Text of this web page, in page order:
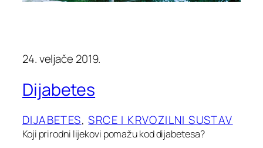
24. veljače 2019.
Dijabetes
DIJABETES, SRCE I KRVOZILNI SUSTAV
Koji prirodni lijekovi pomažu kod dijabetesa?